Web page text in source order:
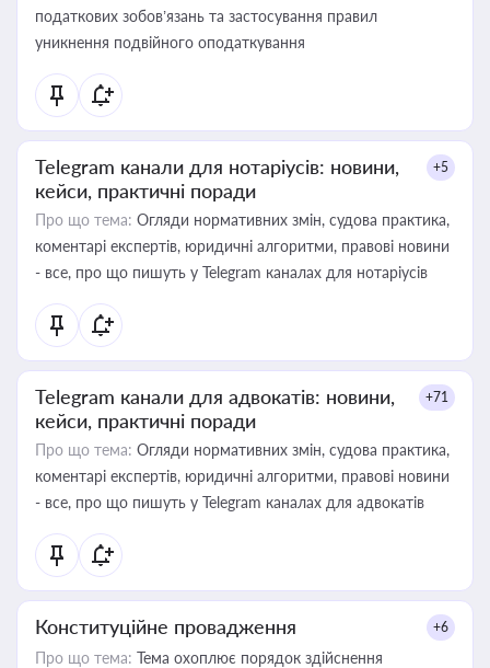
податкових зобов’язань та застосування правил
уникнення подвійного оподаткування
Telegram канали для нотаріусів: новини,
кейси, практичні поради
+5
Про що тема: Огляди нормативних змін, судова практика,
коментарі експертів, юридичні алгоритми, правові новини
- все, про що пишуть у Telegram каналах для нотаріусів
Telegram канали для адвокатів: новини,
кейси, практичні поради
+71
Про що тема: Огляди нормативних змін, судова практика,
коментарі експертів, юридичні алгоритми, правові новини
- все, про що пишуть у Telegram каналах для адвокатів
Конституційне провадження +6
Про що тема: Тема охоплює порядок здійснення